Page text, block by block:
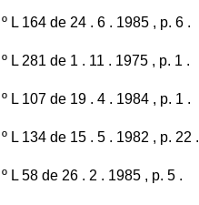
L 164 de 24 . 6 . 1985 , p. 6 .
L 281 de 1 . 11 . 1975 , p. 1 .
L 107 de 19 . 4 . 1984 , p. 1 .
L 134 de 15 . 5 . 1982 , p. 22 .
L 58 de 26 . 2 . 1985 , p. 5 .